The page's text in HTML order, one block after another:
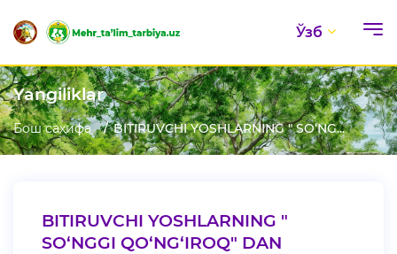
Ўзб
Yangiliklar
Бош саҳифа BITIRUVCHI YOSHLARNING " SO‘NG...
BITIRUVCHI YOSHLARNING "
SO‘NGGI QO‘NG‘IROQ" DAN